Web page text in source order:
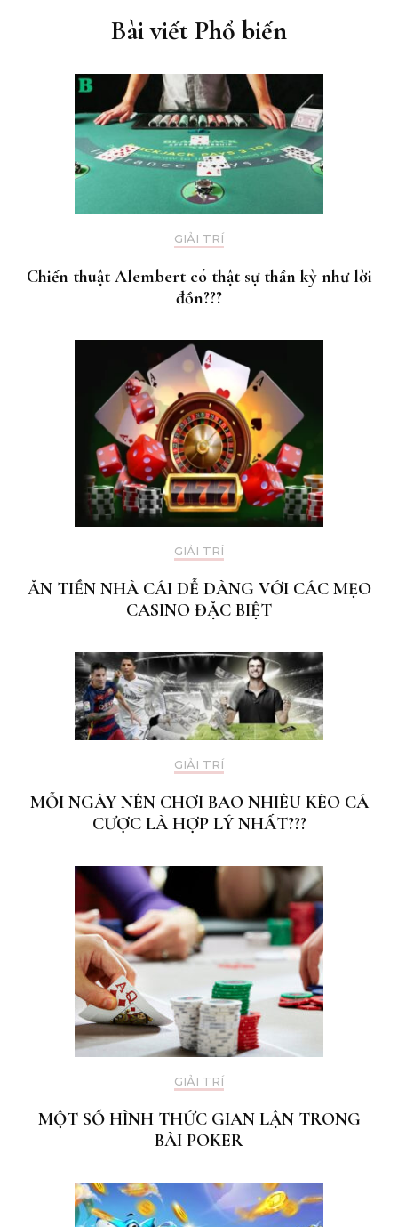
Bài viết Phổ biến
GIẢI TRÍ
Chiến thuật Alembert có thật sự thần kỳ như lời
đồn???
GIẢI TRÍ
ĂN TIỀN NHÀ CÁI DỄ DÀNG VỚI CÁC MẸO
CASINO ĐẶC BIỆT
GIẢI TRÍ
MỖI NGÀY NÊN CHƠI BAO NHIÊU KÈO CÁ
CƯỢC LÀ HỢP LÝ NHẤT???
GIẢI TRÍ
MỘT SỐ HÌNH THỨC GIAN LẬN TRONG
BÀI POKER